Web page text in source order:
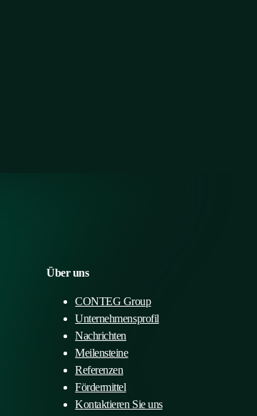
Über uns
CONTEG Group
Unternehmensprofil
Nachrichten
Meilensteine
Referenzen
Fördermittel
Kontaktieren Sie uns